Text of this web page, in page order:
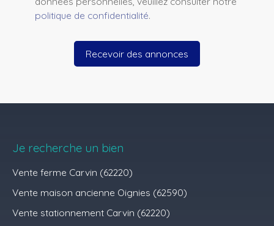
politique de confidentialité.
Recevoir des annonces
Je recherche un bien
Vente ferme Carvin (62220)
Vente maison ancienne Oignies (62590)
Vente stationnement Carvin (62220)